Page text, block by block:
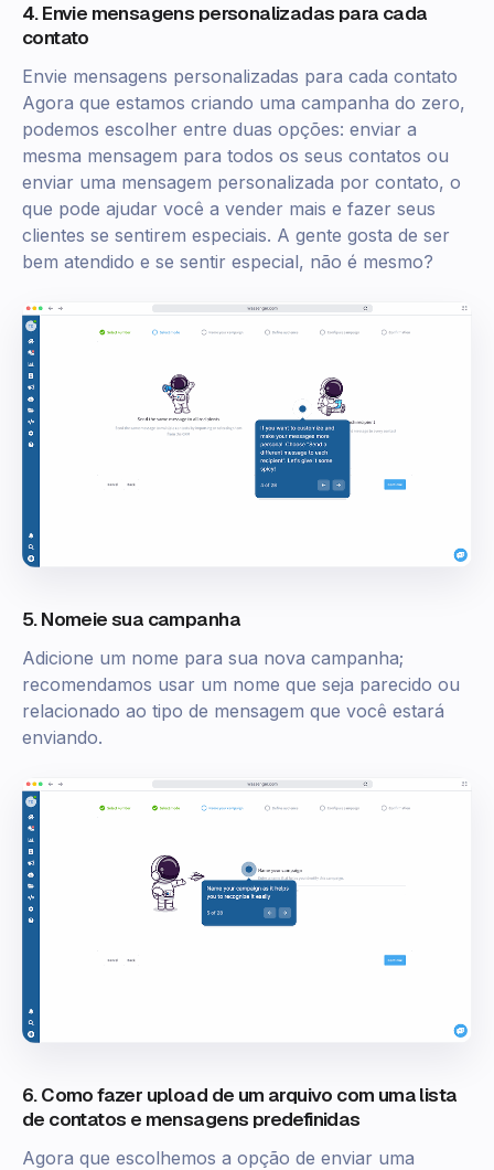
4. Envie mensagens personalizadas para cada
contato
Envie mensagens personalizadas para cada contato
Agora que estamos criando uma campanha do zero,
podemos escolher entre duas opções: enviar a
mesma mensagem para todos os seus contatos ou
enviar uma mensagem personalizada por contato, o
que pode ajudar você a vender mais e fazer seus
clientes se sentirem especiais. A gente gosta de ser
bem atendido e se sentir especial, não é mesmo?
5. Nomeie sua campanha
Adicione um nome para sua nova campanha;
recomendamos usar um nome que seja parecido ou
relacionado ao tipo de mensagem que você estará
enviando.
6. Como fazer upload de um arquivo com uma lista
de contatos e mensagens predefinidas
Agora que escolhemos a opção de enviar uma